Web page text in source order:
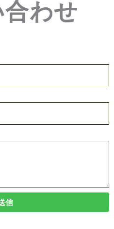
わせ
信